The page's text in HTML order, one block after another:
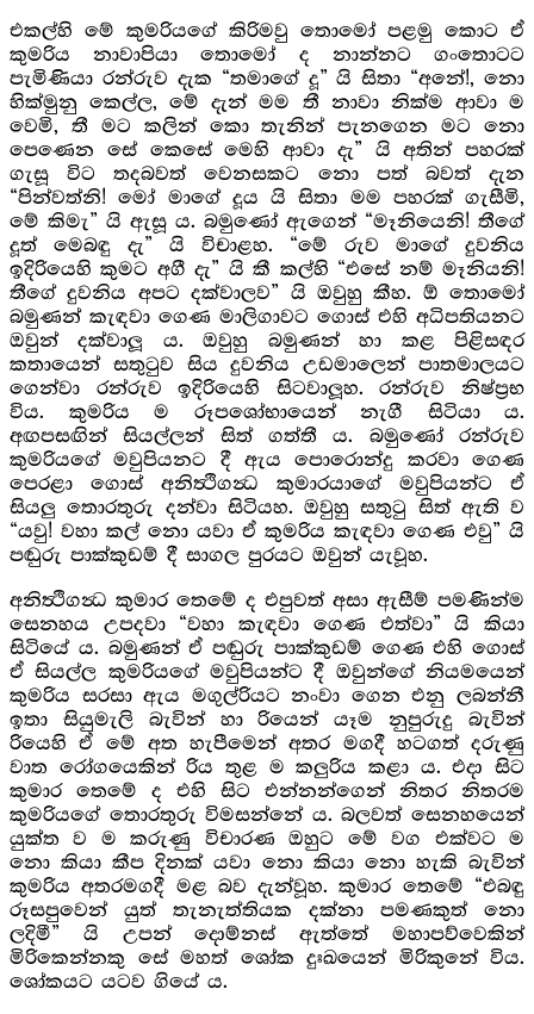
එකල්හි මේ කුමරියගේ කිරිමවු තොමෝ පළමු කොට ඒ
කුමරිය නාවාපියා තොමෝ ද නාන්නට ගංතොටට
පැමිණියා රන්රුව දැක “තමාගේ දූ” යි සිතා “අනේ!, නො
හික්මුනු කෙල්ල, මේ දැන් මම තී නාවා නික්ම ආවා ම
වෙමි, තී මට කලින් කො තැනින් පැනගෙන මට නො
පෙණෙන සේ කෙසේ මෙහි ආවා දැ” යි අතින් පහරක්
ගැසූ විට තදබවත් වෙනසකට නො පත් බවත් දැන
“පින්වත්නි! මෝ මාගේ දූය යි සිතා මම පහරක් ගැසීමි,
මේ කිමැ” යි ඇසූ ය. බමුණෝ ඇගෙන් “මෑනියෙනි! තීගේ
දූත් මෙබඳු දැ” යි විචාළහ. “මේ රුව මාගේ දුවනිය
ඉදිරියෙහි කුමට අගී දැ” යි කී කල්හි “එසේ නම් මෑනියනි!
තීගේ දුවනිය අපට දක්වාලව” යි ඔවුහු කීහ. ඕ තොමෝ
බමුණන් කැඳවා ගෙණ මාලිගාවට ගොස් එහි අධිපතියනට
ඔවුන් දක්වාලූ ය. ඔවුහු බමුණන් හා කළ පිළිසඳර
කතායෙන් සතුටුව සිය දුවනිය උඩමාලෙන් පාතමාලයට
ගෙන්වා රන්රුව ඉදිරියෙහි සිටවාලූහ. රන්රුව නිෂ්ප්‍රභ
විය. කුමරිය ම රූපශෝභායෙන් නැගී සිටියා ය.
අඟපසඟින් සියල්ලන් සිත් ගත්තී ය. බමුණෝ රන්රුව
කුමරියගේ මවුපියනට දී ඇය පොරොන්දු කරවා ගෙණ
පෙරළා ගොස් අනිත්‍ථිගන්‍ධ කුමාරයාගේ මවුපියන්ට ඒ
සියලු තොරතුරු දන්වා සිටියහ. ඔවුහු සතුටු සිත් ඇති ව
“යවු! වහා කල් නො යවා ඒ කුමරිය කැඳවා ගෙණ එවු” යි
පඬුරු පාක්කුඩම් දී සාගල පුරයට ඔවුන් යැවූහ.
අනිත්‍ථිගන්‍ධ කුමාර තෙමේ ද එපුවත් අසා ඇසීම් පමණින්ම
සෙනහය උපදවා “වහා කැඳවා ගෙණ එත්වා” යි කියා
සිටියේ ය. බමුණන් ඒ පඬුරු පාක්කුඩම් ගෙණ එහි ගොස්
ඒ සියල්ල කුමරියගේ මවුපියන්ට දී ඔවුන්ගේ නියමයෙන්
කුමරිය සරසා ඇය මගුල්රියට නංවා ගෙන එනු ලබන්නී
ඉතා සියුමැලි බැවින් හා රියෙන් යෑම නුපුරුදු බැවින්
රියෙහි ඒ මේ අත හැපීමෙන් අතර මගදී හටගත් දරුණු
වාත රෝගයෙකින් රිය තුළ ම කලුරිය කළා ය. එදා සිට
කුමාර තෙමේ ද එහි සිට එන්නන්ගෙන් නිතර නිතරම
කුමරියගේ තොරතුරු විමසන්නේ ය. බලවත් සෙනහයෙන්
යුක්ත ව ම කරුණු විචාරණ ඔහුට මේ වග එක්වට ම
නො කියා කීප දිනක් යවා නො කියා නො හැකි බැවින්
කුමරිය අතරමගදී මළ බව දැන්වූහ. කුමාර තෙමේ “එබඳු
රූසපුවෙන් යුත් තැනැත්තියක දක්නා පමණකුත් නො
ලදිමී” යි උපන් දොම්නස් ඇත්තේ මහාප‍ව්වෙකින්
මිරිකෙන්නකු සේ මහත් ශෝක දුඃඛයෙන් මිරිකුනේ විය.
ශෝකයට යටව ගියේ ය.